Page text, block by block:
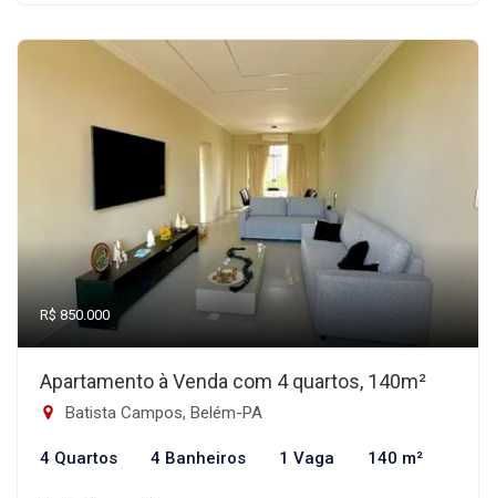
R$ 850.000
Apartamento à Venda com 4 quartos, 140m²
Batista Campos, Belém-PA
4 Quartos 4 Banheiros 1 Vaga 140 m²